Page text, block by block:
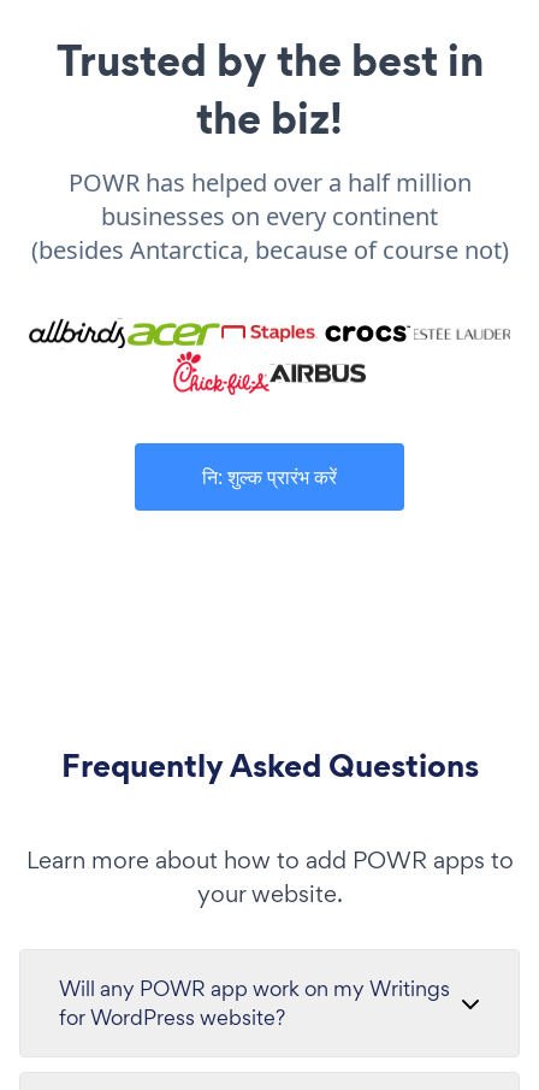
Trusted by the best in
the biz!
POWR has helped over a half million
businesses on every continent
(besides Antarctica, because of course not)
नि: शुल्क प्रारंभ करें
Frequently Asked Questions
Learn more about how to add POWR apps to
your website.
Will any POWR app work on my Writings
for WordPress website?